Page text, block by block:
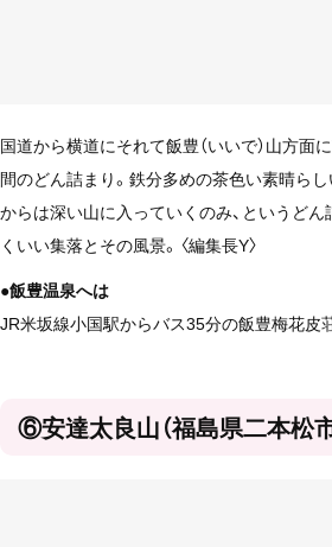
国道から横道にそれて飯豊（いいで）山方面
間のどん詰まり。鉄分多めの茶色い素晴らし
からは深い山に入っていくのみ、というど
くいい集落とその風景。〈編集長Y〉
●飯豊温泉へは
JR米坂線小国駅からバス35分の飯豊梅花皮
⑥安達太良山（福島県二本松